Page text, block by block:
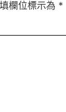
欄位標示為 *